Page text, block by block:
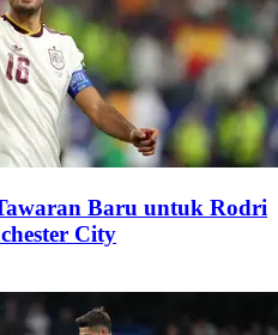
Baru untuk Rodri
City